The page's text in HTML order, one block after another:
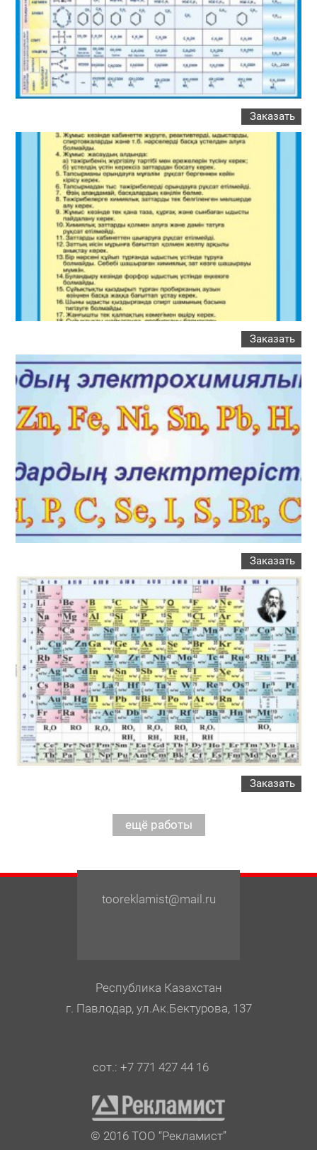
Заказать
Заказать
Заказать
Заказать
tooreklamist@mail.ru
Республика Казахстан
г. Павлодар, ул.Ак.Бектурова, 137
сот.: +7 771 427 44 16
© 2016 ТОО “Рекламист”